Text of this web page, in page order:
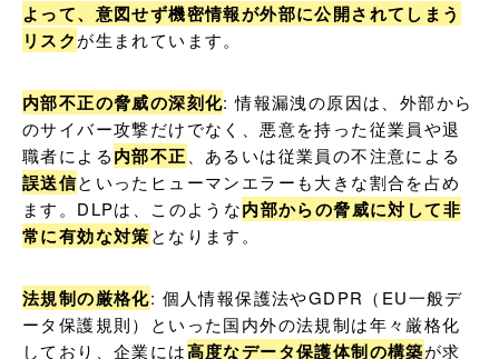
よって、意図せず機密情報が外部に公開されてしまう
リスクが生まれています。
内部不正の脅威の深刻化: 情報漏洩の原因は、外部から
のサイバー攻撃だけでなく、悪意を持った従業員や退
職者による内部不正 、あるいは従業員の不注意による
誤送信といったヒューマンエラーも大きな割合を占め
ます。DLPは、このような内部からの脅威に対して非
常に有効な対策となります。
法規制の厳格化: 個人情報保護法やGDPR（EU一般デ
ータ保護規則）といった国内外の法規制は年々厳格化
しており、企業には高度なデータ保護体制の構築が求